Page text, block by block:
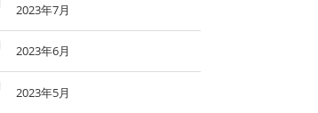
2023年7月
2023年6月
2023年5月